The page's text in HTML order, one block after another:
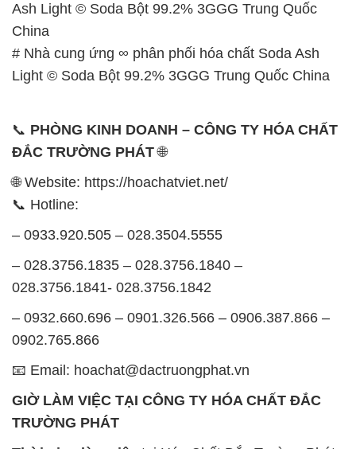
Ash Light © Soda Bột 99.2% 3GGG Trung Quốc
China
# Nhà cung ứng ∞ phân phối hóa chất Soda Ash
Light © Soda Bột 99.2% 3GGG Trung Quốc China
📞 PHÒNG KINH DOANH – CÔNG TY HÓA CHẤT
ĐẮC TRƯỜNG PHÁT🌐
🌐 Website: https://hoachatviet.net/
📞 Hotline:
– 0933.920.505 – 028.3504.5555
– 028.3756.1835 – 028.3756.1840 –
028.3756.1841- 028.3756.1842
– 0932.660.696 – 0901.326.566 – 0906.387.866 –
0902.765.866
📧 Email: hoachat@dactruongphat.vn
GIỜ LÀM VIỆC TẠI CÔNG TY HÓA CHẤT ĐẮC
TRƯỜNG PHÁT